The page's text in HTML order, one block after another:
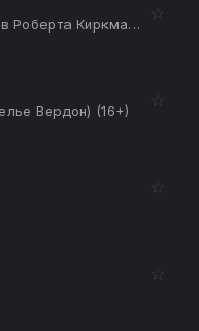
Секретная история комиксов Роберта Киркмана (Испытания Супермена) (12+)
☆
Вердон) (16+)
☆
☆
☆